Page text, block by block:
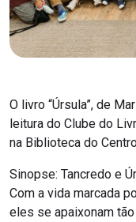
O livro “Úrsula”, de
leitura do Clube do
na Biblioteca do
Sinopse: Tancredo e
Com a vida marcada
eles se apaixonam